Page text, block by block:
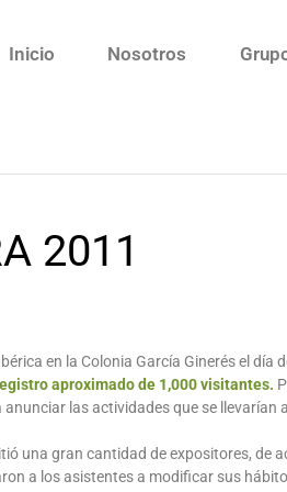
Inicio Nosotros
2011
en la Colonia García Ginerés el día
aproximado de 1,000 visitantes.
las actividades que se llevarían
una gran cantidad de expositores, de
a los asistentes a modificar sus